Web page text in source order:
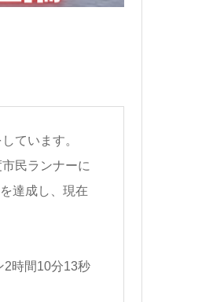
ています。
民ランナーに
達成し、現在
2時間10分13秒